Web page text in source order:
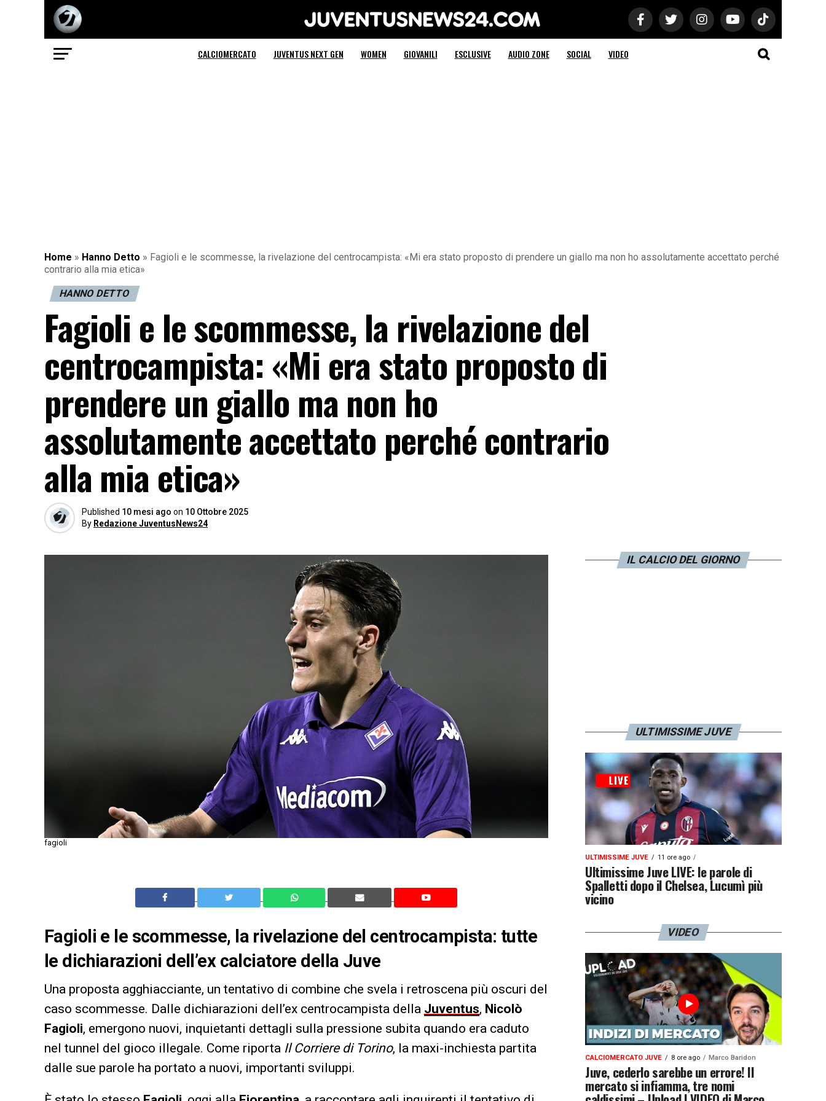
Juventus News 24
CALCIOMERCATO JUVENTUS NEXT GEN WOMEN GIOVANILI ESCLUSIVE AUDIO ZONE SOCIAL VIDEO
Home » Hanno Detto » Fagioli e le scommesse, la rivelazione del centrocampista: «Mi era stato proposto di prendere un giallo ma non ho assolutamente accettato perché
contrario alla mia etica»
HANNO DETTO
Fagioli e le scommesse, la rivelazione del
centrocampista: «Mi era stato proposto di
prendere un giallo ma non ho
assolutamente accettato perché contrario
alla mia etica»
Published 10 mesi ago on 10 Ottobre 2025
By Redazione JuventusNews24
fagioli
Fagioli e le scommesse, la rivelazione del centrocampista: tutte
le dichiarazioni dell’ex calciatore della Juve
Una proposta agghiacciante, un tentativo di combine che svela i retroscena più oscuri del
caso scommesse. Dalle dichiarazioni dell’ex centrocampista della Juventus, Nicolò
Fagioli, emergono nuovi, inquietanti dettagli sulla pressione subita quando era caduto
nel tunnel del gioco illegale. Come riporta Il Corriere di Torino, la maxi-inchiesta partita
dalle sue parole ha portato a nuovi, importanti sviluppi.
IL CALCIO DEL GIORNO
ULTIMISSIME JUVE
ULTIMISSIME JUVE 11 ore ago
Ultimissime Juve LIVE: le parole di
Spalletti dopo il Chelsea, Lucumì più
vicino
VIDEO
CALCIOMERCATO JUVE 8 ore ago Marco Baridon
Juve, cederlo sarebbe un errore! Il
mercato si infiamma, tre nomi